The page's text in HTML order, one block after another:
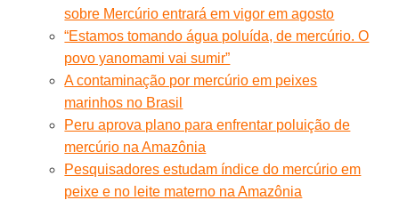
sobre Mercúrio entrará em vigor em agosto
“Estamos tomando água poluída, de mercúrio. O
povo yanomami vai sumir”
A contaminação por mercúrio em peixes
marinhos no Brasil
Peru aprova plano para enfrentar poluição de
mercúrio na Amazônia
Pesquisadores estudam índice do mercúrio em
peixe e no leite materno na Amazônia